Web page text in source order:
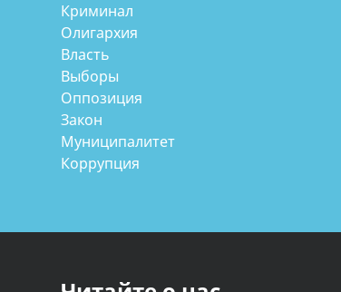
Криминал
Олигархия
Власть
Выборы
Оппозиция
Закон
Муниципалитет
Коррупция